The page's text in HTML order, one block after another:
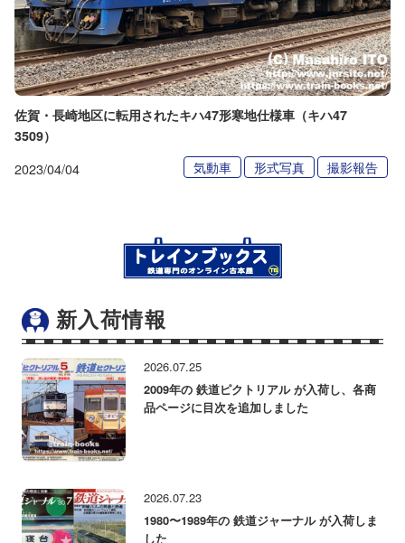
佐賀・長崎地区に転用されたキハ47形寒地仕様車（キハ47
3509）
2023/04/04 気動車 形式写真 撮影報告
新入荷情報
2026.07.25
2009年の 鉄道ピクトリアル が入荷し、各商
品ページに目次を追加しました
2026.07.23
1980〜1989年の 鉄道ジャーナル が入荷しま
した